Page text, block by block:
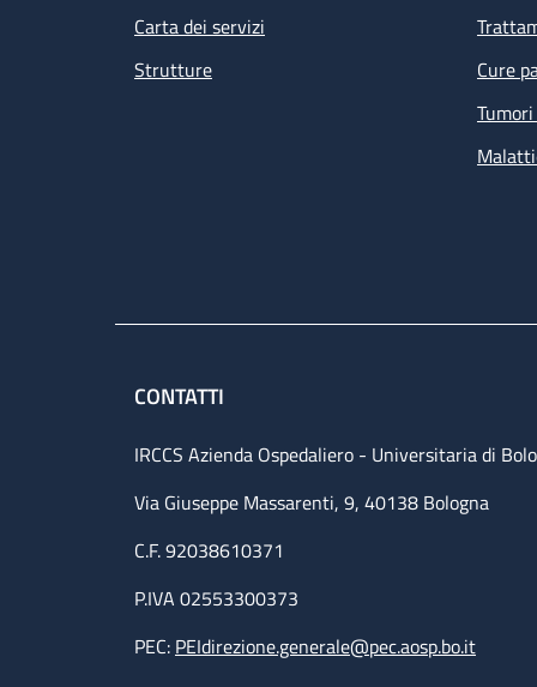
Carta dei servizi
Strutture
Cure
CONTATTI
IRCCS Azienda Ospedaliero - Universitaria di
Via Giuseppe Massarenti, 9, 40138 Bologna
C.F. 92038610371
P.IVA 02553300373
PEC: PEIdirezione.generale@pec.aosp.bo.it